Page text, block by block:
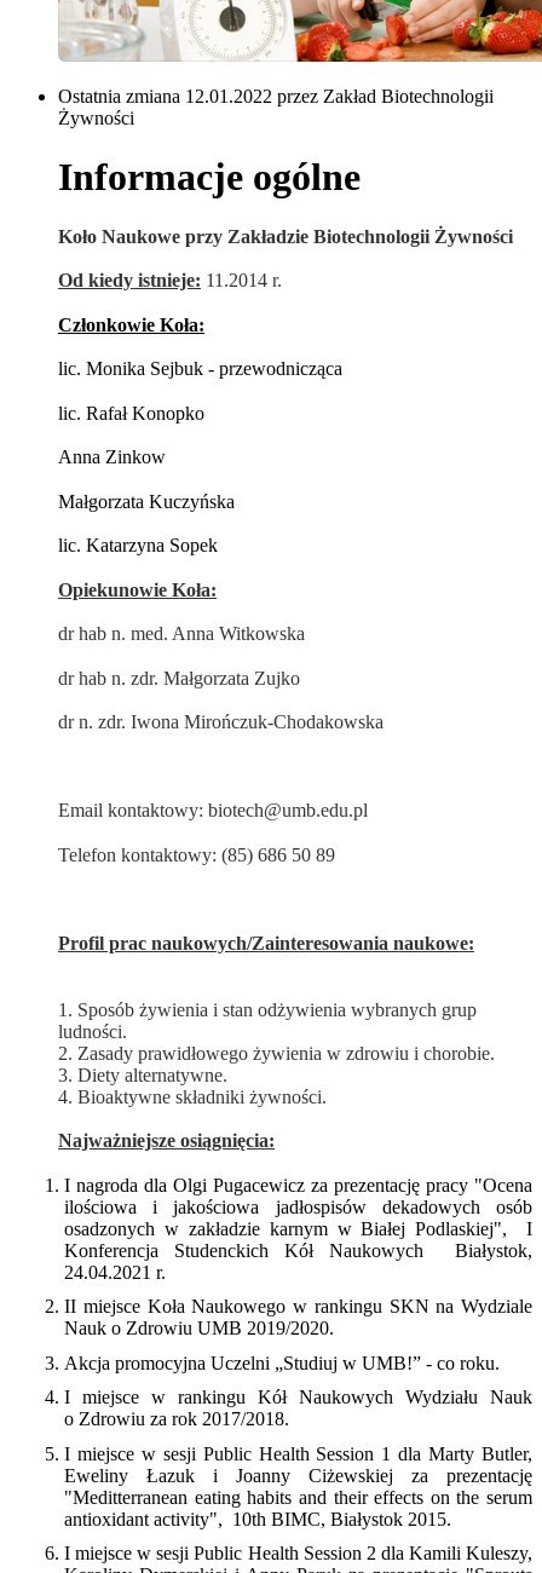
Ostatnia zmiana 12.01.2022 przez Zakład Biotechnologii
Żywności
Informacje ogólne
Koło Naukowe przy Zakładzie Biotechnologii Żywności
Od kiedy istnieje: 11.2014 r.
Członkowie Koła:
lic. Monika Sejbuk - przewodnicząca
lic. Rafał Konopko
Anna Zinkow
Małgorzata Kuczyńska
lic. Katarzyna Sopek
Opiekunowie Koła:
dr hab n. med. Anna Witkowska
dr hab n. zdr. Małgorzata Zujko
dr n. zdr. Iwona Mirończuk-Chodakowska
Email kontaktowy: biotech@umb.edu.pl
Telefon kontaktowy: (85) 686 50 89
Profil prac naukowych/Zainteresowania naukowe:
1. Sposób żywienia i stan odżywienia wybranych grup
ludności.
2. Zasady prawidłowego żywienia w zdrowiu i chorobie.
3. Diety alternatywne.
4. Bioaktywne składniki żywności.
Najważniejsze osiągnięcia:
I nagroda dla Olgi Pugacewicz za prezentację pracy "Ocena
ilościowa i jakościowa jadłospisów dekadowych osób
osadzonych w zakładzie karnym w Białej Podlaskiej", I
Konferencja Studenckich Kół Naukowych Białystok,
24.04.2021 r.
II miejsce Koła Naukowego w rankingu SKN na Wydziale
Nauk o Zdrowiu UMB 2019/2020.
Akcja promocyjna Uczelni „Studiuj w UMB!” - co roku.
I miejsce w rankingu Kół Naukowych Wydziału Nauk
o Zdrowiu za rok 2017/2018.
I miejsce w sesji Public Health Session 1 dla Marty Butler,
Eweliny Łazuk i Joanny Ciżewskiej za prezentację
"Meditterranean eating habits and their effects on the serum
antioxidant activity", 10th BIMC, Białystok 2015.
I miejsce w sesji Public Health Session 2 dla Kamili Kuleszy,